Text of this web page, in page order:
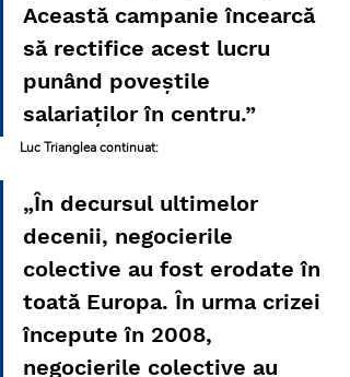
Această campanie încearcă
să rectifice acest lucru
punând poveștile
salariaților în centru.”
Luc Trianglea continuat:
„În decursul ultimelor
decenii, negocierile
colective au fost erodate în
toată Europa. În urma crizei
începute în 2008,
negocierile colective au